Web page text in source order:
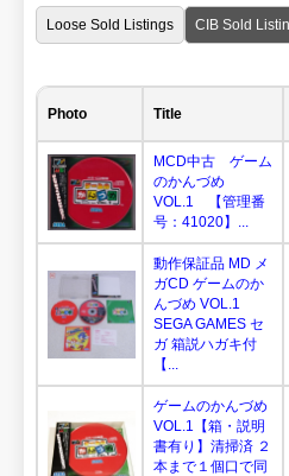
Loose Sold Listings CIB Sold
Photo Title
MCD中古 ゲーム
のかんづめ
VOL.1 【管理番
号：41020】...
動作保証品 MD メ
ガCD ゲームのか
んづめ VOL.1
SEGA GAMES セ
ガ 箱説ハガキ付
【...
ゲームのかんづめ
VOL.1【箱・説明
書有り】清掃済 ２
本まで１個口で同